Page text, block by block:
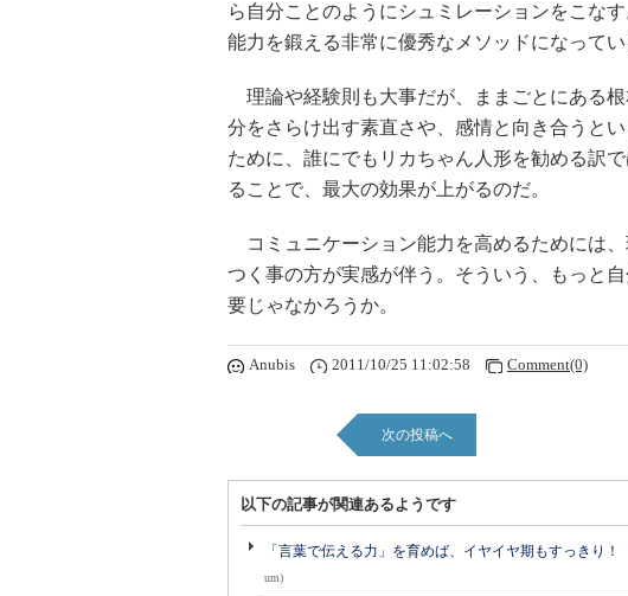
ら自分ことのようにシュミレーションをこな
能力を鍛える非常に優秀なメソッドになってい
理論や経験則も大事だが、ままごとにある
分をさらけ出す素直さや、感情と向き合うと
ために、誰にでもリカちゃん人形を勧める訳
ることで、最大の効果が上がるのだ。
コミュニケーション能力を高めるためには
つく事の方が実感が伴う。そういう、もっと
要じゃなかろうか。
Anubis 2011/10/25 11:02:58 Comment(0)
次の投稿へ
以下の記事が関連あるようです
「言葉で伝える力」を育めば、イヤイヤ期もすっきり
um)